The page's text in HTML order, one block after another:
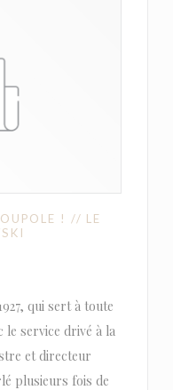
! // LE
qui sert à toute
le service drivé à la
et directeur
plusieurs fois de